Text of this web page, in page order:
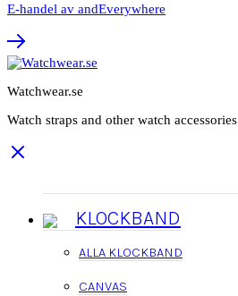
E-handel av andEverywhere
Watchwear.se
Watch straps and other watch accessories
KLOCKBAND
ALLA KLOCKBAND
CANVAS